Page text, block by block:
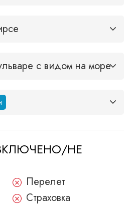
с видом на море
НЕ
Перелет
Страховка